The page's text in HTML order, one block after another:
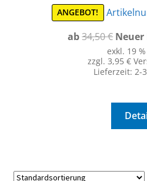
ANGEBOT!
ab34,50€
Preis
war:
Neuer
exkl. 19
zzgl. 3,95 €
Lieferzeit: 2-